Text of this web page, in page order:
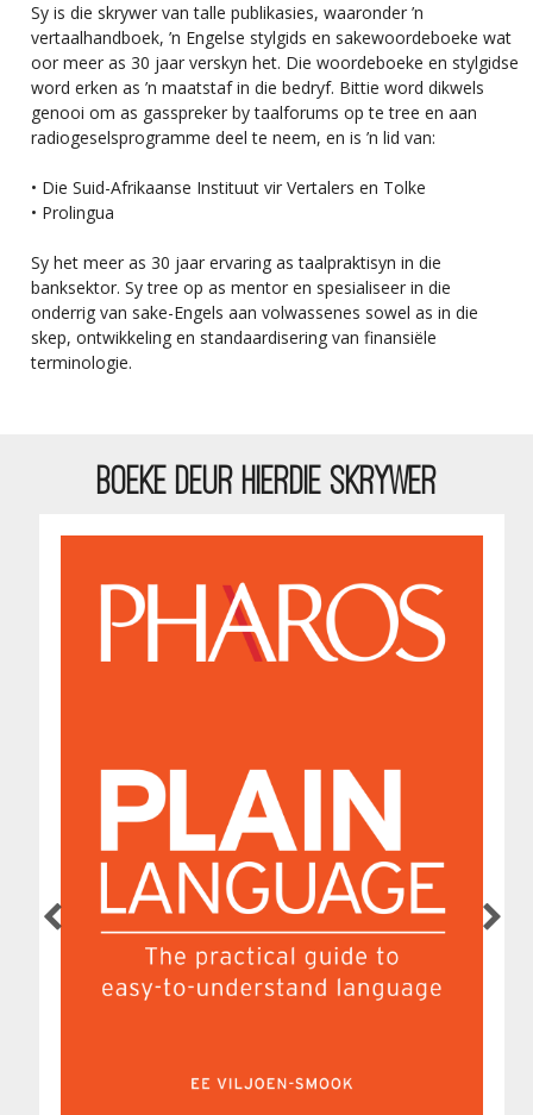
Sy is die skrywer van talle publikasies, waaronder ’n
vertaalhandboek, ’n Engelse stylgids en sakewoordeboeke wat
oor meer as 30 jaar verskyn het. Die woordeboeke en stylgidse
word erken as ’n maatstaf in die bedryf. Bittie word dikwels
genooi om as gasspreker by taalforums op te tree en aan
radiogeselsprogramme deel te neem, en is ’n lid van:
• Die Suid-Afrikaanse Instituut vir Vertalers en Tolke
• Prolingua
Sy het meer as 30 jaar ervaring as taalpraktisyn in die
banksektor. Sy tree op as mentor en spesialiseer in die
onderrig van sake-Engels aan volwassenes sowel as in die
skep, ontwikkeling en standaardisering van finansiële
terminologie.
BOEKE DEUR HIERDIE SKRYWER